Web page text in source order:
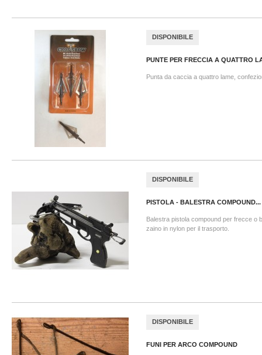
DISPONIBILE
PUNTE PER FRECCIA A QUATTRO
Punta da caccia a quattro lame,
DISPONIBILE
PISTOLA - BALESTRA COMPOUND...
Balestra pistola compound per frecce o
zaino in nylon per il trasporto.
DISPONIBILE
FUNI PER ARCO COMPOUND